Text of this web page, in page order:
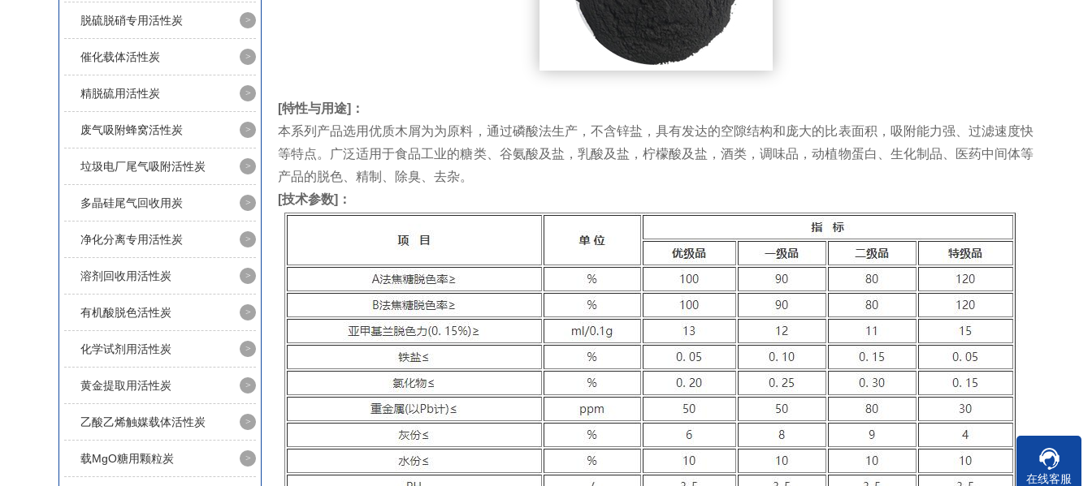
脱硫脱硝专用活性炭
催化载体活性炭
精脱硫用活性炭
废气吸附蜂窝活性炭
垃圾电厂尾气吸附活性炭
多晶硅尾气回收用炭
净化分离专用活性炭
溶剂回收用活性炭
有机酸脱色活性炭
化学试剂用活性炭
黄金提取用活性炭
乙酸乙烯触媒载体活性炭
载MgO糖用颗粒炭
[特性与用途]：
本系列产品选用优质木屑为为原料，通过磷酸法生产，不含锌盐，具有发达的空隙结构和庞大的比表面积，吸附能力强、过滤速度快
等特点。广泛适用于食品工业的糖类、谷氨酸及盐，乳酸及盐，柠檬酸及盐，酒类，调味品，动植物蛋白、生化制品、医药中间体等
产品的脱色、精制、除臭、去杂。
[技术参数]：
在线客服